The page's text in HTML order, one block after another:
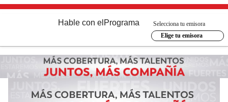
Hable con el Programa
Selecciona tu emisora
Elige tu emisora